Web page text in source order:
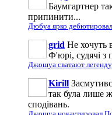
Баумгартнер
припинити...
Дюбуа ярко
grid Не хочуть
Ф'юрі, судячі з
Джошуа сватают
Kirill
так була лише
сподівань.